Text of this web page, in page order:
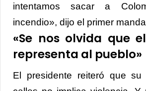
intentamos sacar a
incendio», dijo el primer
«Se nos olvida que
representa al pueblo»
El presidente reiteró que